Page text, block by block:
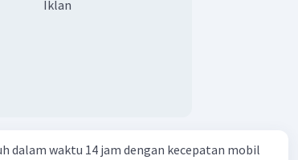
Iklan
dalam waktu 14 jam dengan kecepatan mobil